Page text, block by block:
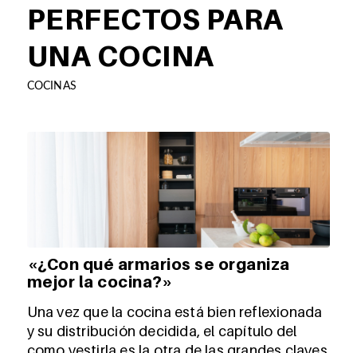
PERFECTOS PARA
UNA COCINA
COCINAS
«¿Con qué armarios se organiza
mejor la cocina?»
Una vez que la cocina está bien reflexionada
y su distribución decidida, el capítulo del